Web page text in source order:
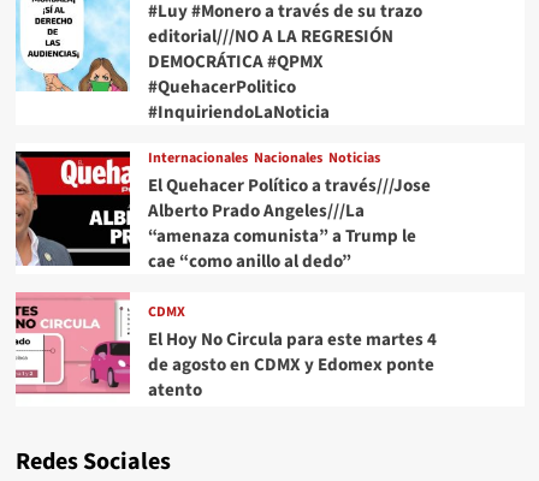
#Luy #Monero a través de su trazo
editorial///NO A LA REGRESIÓN
DEMOCRÁTICA #QPMX
#QuehacerPolitico
#InquiriendoLaNoticia
Internacionales Nacionales Noticias
El Quehacer Político a través///Jose
Alberto Prado Angeles///La
“amenaza comunista” a Trump le
cae “como anillo al dedo”
CDMX
El Hoy No Circula para este martes 4
de agosto en CDMX y Edomex ponte
atento
Redes Sociales